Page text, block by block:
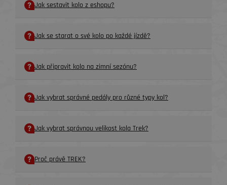
Jak sestavit kolo z eshopu?
Jak se starat o své kolo po každé jízdě?
Jak připravit kolo na zimní sezónu?
Jak vybrat správné pedály pro různé typy kol?
Jak vybrat správnou velikost kola Trek?
Proč právě TREK?